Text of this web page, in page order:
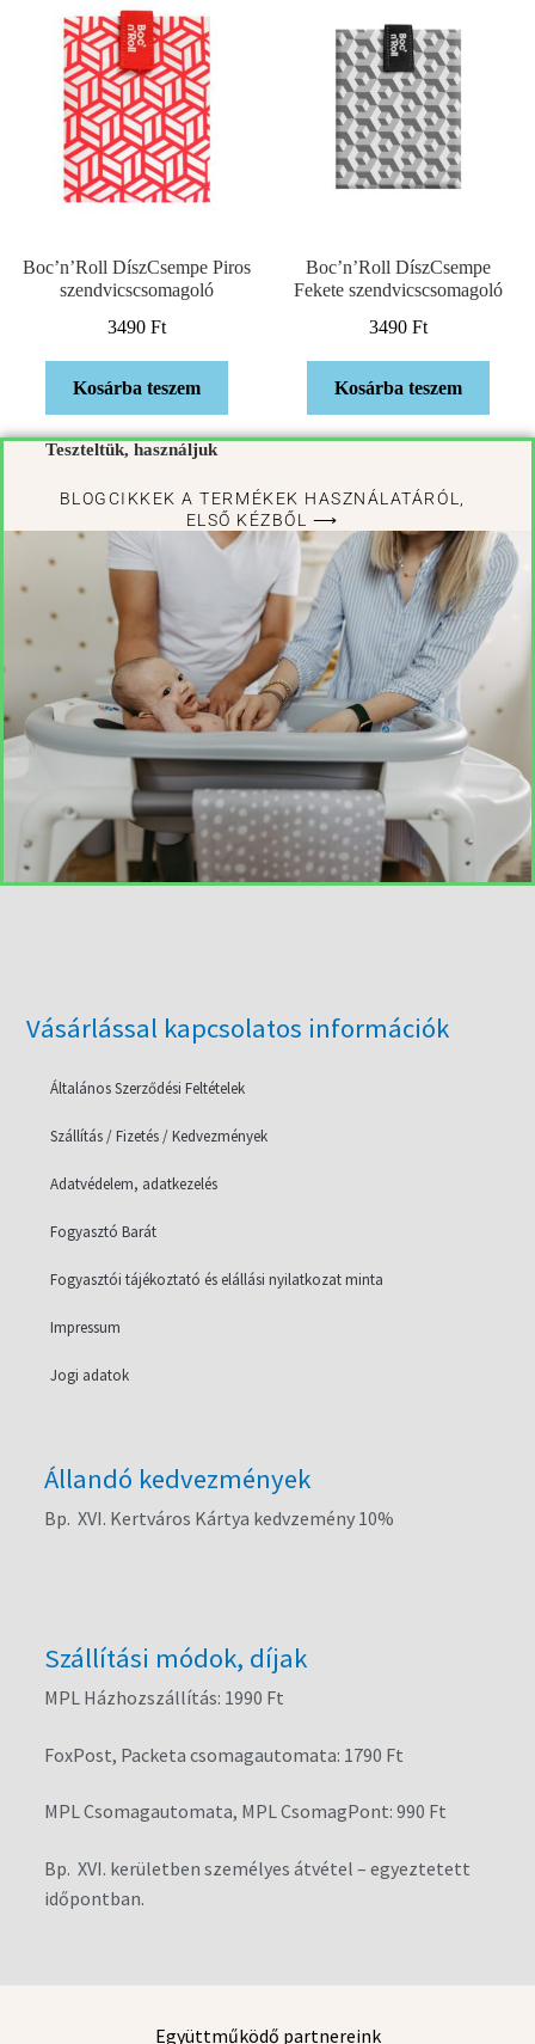
Boc’n’Roll DíszCsempe Piros
szendvicscsomagoló
3490 Ft
Kosárba teszem
Boc’n’Roll DíszCsempe
Fekete szendvicscsomagoló
3490 Ft
Kosárba teszem
Teszteltük, használjuk
BLOGCIKKEK A TERMÉKEK HASZNÁLATÁRÓL,
ELSŐ KÉZBŐL ⟶
Vásárlással kapcsolatos információk
Általános Szerződési Feltételek
Szállítás / Fizetés / Kedvezmények
Adatvédelem, adatkezelés
Fogyasztó Barát
Fogyasztói tájékoztató és elállási nyilatkozat minta
Impressum
Jogi adatok
Állandó kedvezmények
Bp. XVI. Kertváros Kártya kedvzemény 10%
Szállítási módok, díjak
MPL Házhozszállítás: 1990 Ft
FoxPost, Packeta csomagautomata: 1790 Ft
MPL Csomagautomata, MPL CsomagPont: 990 Ft
Bp. XVI. kerületben személyes átvétel – egyeztetett
időpontban.
Együttműködő partnereink